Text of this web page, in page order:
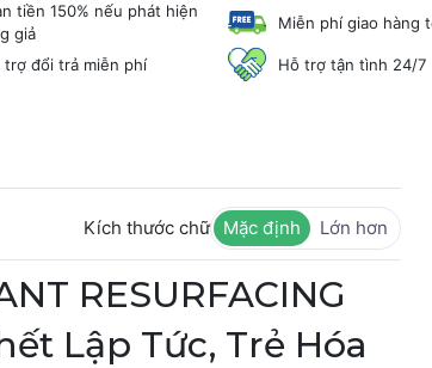
tiền 150% nếu phát hiện
giả
Miễn phí giao hàng
trợ đổi trả miễn phí Hỗ trợ tận tình 24/7
Kích thước chữ Mặc định Lớn hơn
RESURFACING
Lập Tức, Trẻ Hóa